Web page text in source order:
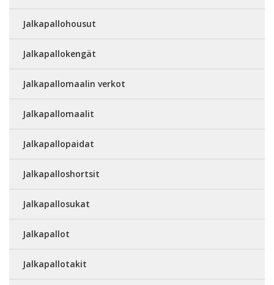
Jalkapallohousut
Jalkapallokengät
Jalkapallomaalin verkot
Jalkapallomaalit
Jalkapallopaidat
Jalkapalloshortsit
Jalkapallosukat
Jalkapallot
Jalkapallotakit